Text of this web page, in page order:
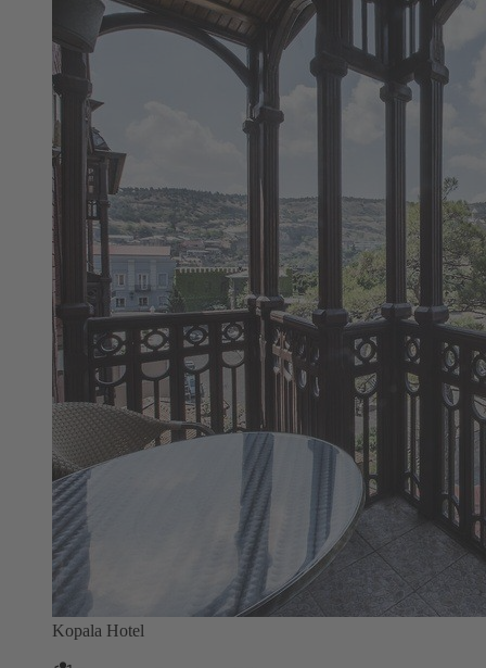
Kopala Hotel